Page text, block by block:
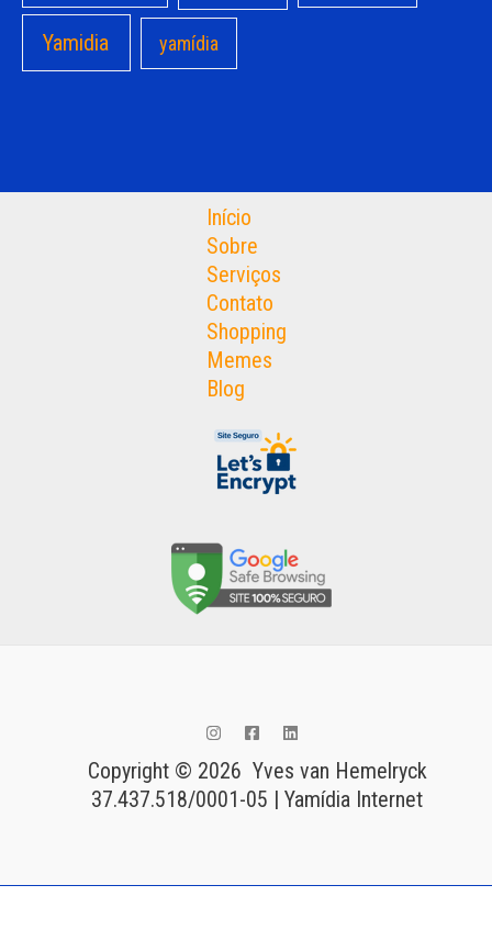
Yamidia yamídia
Início
Sobre
Serviços
Contato
Shopping
Memes
Blog
Copyright © 2026 Yves van Hemelryck
37.437.518/0001-05 | Yamídia Internet